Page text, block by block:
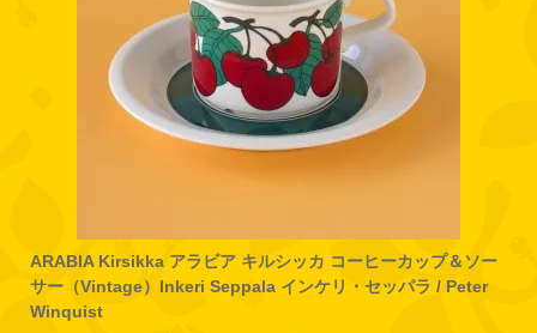
ARABIA Kirsikka アラビア キルシッカ コーヒーカップ＆ソー
サー（Vintage）Inkeri Seppala インケリ・セッパラ / Peter
Winquist